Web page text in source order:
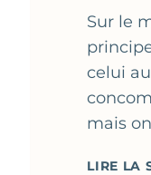
Sur le
celui au
mais
LIRE LA